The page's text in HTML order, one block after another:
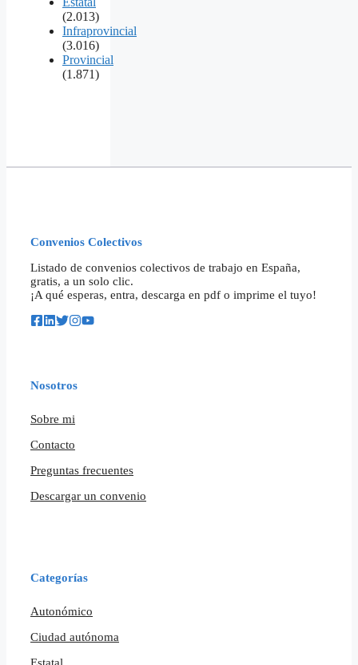
(2.013)
Infraprovincial
(3.016)
Provincial
(1.871)
Convenios Colectivos
Listado de convenios colectivos de trabajo en España,
gratis, a un solo clic.
¡A qué esperas, entra, descarga en pdf o imprime el tuyo!
Nosotros
Sobre mi
Contacto
Preguntas frecuentes
Descargar un convenio
Categorías
Autonómico
Ciudad autónoma